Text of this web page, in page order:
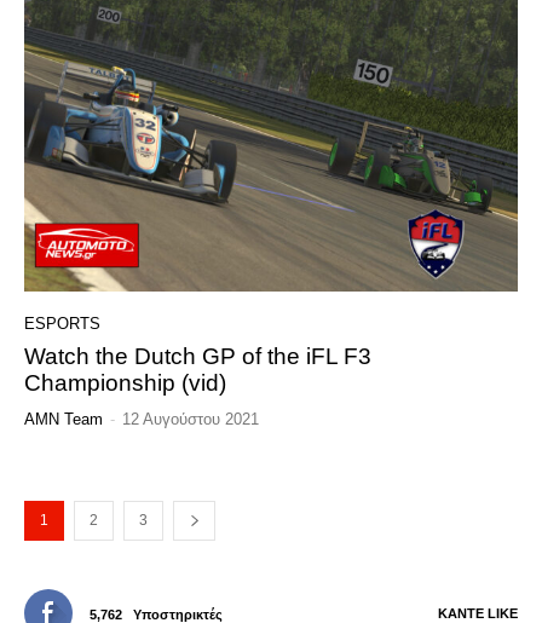
ESPORTS
Watch the Dutch GP of the iFL F3
Championship (vid)
AMN Team - 12 Αυγούστου 2021
1 2 3
5,762 Υποστηρικτές ΚΆΝΤΕ LIKE